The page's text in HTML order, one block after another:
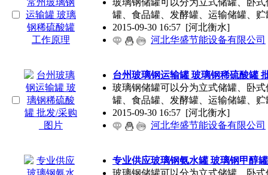
罐、食品罐、发酵罐、运输储罐、贮
2015-09-30 16:57 [河北衡水]
河北华盛节能设备有限公司
台州玻璃钢运输罐 玻璃钢稀硫酸罐
玻璃钢储罐可以分为立式储罐、卧
罐、食品罐、发酵罐、运输储罐、贮
2015-09-30 16:57 [河北衡水]
河北华盛节能设备有限公司
专业供应玻璃钢氨水罐 玻璃钢甲醇
玻璃钢储罐可以分为立式储罐、卧